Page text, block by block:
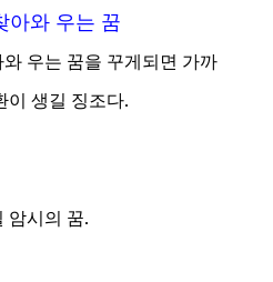
아와 우는 꿈
우는 꿈을 꾸게되면 가까
이 생길 징조다.
암시의 꿈.